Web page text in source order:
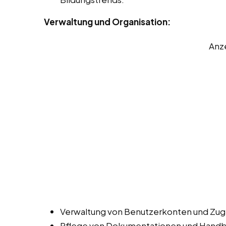
Verwaltung und Organisation:
Verwaltung von Benutzerkonten und